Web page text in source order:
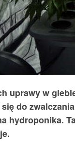
uprawy w
do
hydroponika.